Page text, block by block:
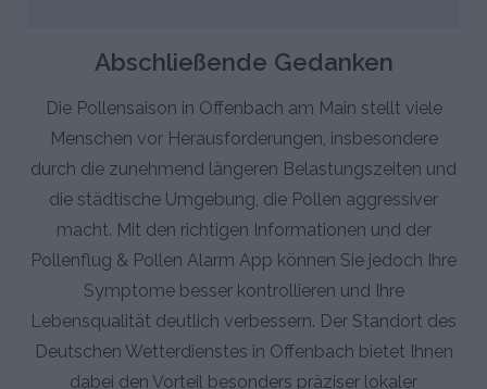
Abschließende Gedanken
Die Pollensaison in Offenbach am Main stellt viele
Menschen vor Herausforderungen, insbesondere
durch die zunehmend längeren Belastungszeiten und
die städtische Umgebung, die Pollen aggressiver
macht. Mit den richtigen Informationen und der
Pollenflug & Pollen Alarm App können Sie jedoch Ihre
Symptome besser kontrollieren und Ihre
Lebensqualität deutlich verbessern. Der Standort des
Deutschen Wetterdienstes in Offenbach bietet Ihnen
dabei den Vorteil besonders präziser lokaler